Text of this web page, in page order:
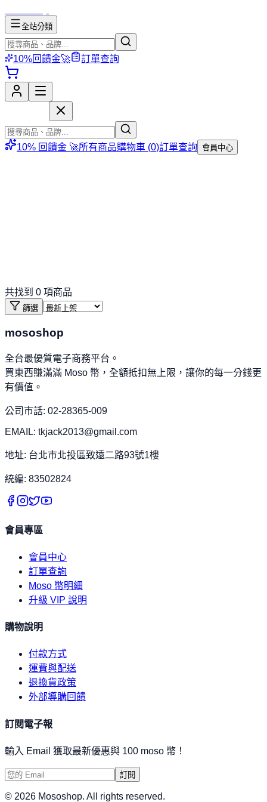
全站分類
10%回饋金🚀 訂單查詢
10% 回饋金 🚀所有商品購物車 (0)訂單查詢 會員中心
共找到 0 項商品
篩選
mososhop
全台最優質電子商務平台。
買東西賺滿滿 Moso 幣，全額抵扣無上限，讓你的每一分錢更
有價值。
公司市話: 02-28365-009
EMAIL: tkjack2013@gmail.com
地址: 台北市北投區致遠二路93號1樓
統編: 83502824
會員專區
會員中心
訂單查詢
Moso 幣明細
升級 VIP 說明
購物說明
付款方式
運費與配送
退換貨政策
外部導購回饋
訂閱電子報
輸入 Email 獲取最新優惠與 100 moso 幣！
訂閱
© 2026 Mososhop. All rights reserved.